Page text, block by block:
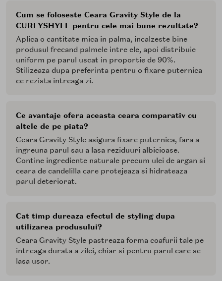
Cum se foloseste Ceara Gravity Style de la
CURLYSHYLL pentru cele mai bune rezultate?
Aplica o cantitate mica in palma, incalzeste bine
produsul frecand palmele intre ele, apoi distribuie
uniform pe parul uscat in proportie de 90%.
Stilizeaza dupa preferinta pentru o fixare puternica
ce rezista intreaga zi.
Ce avantaje ofera aceasta ceara comparativ cu
altele de pe piata?
Ceara Gravity Style asigura fixare puternica, fara a
ingreuna parul sau a lasa reziduuri albicioase.
Contine ingrediente naturale precum ulei de argan si
ceara de candelilla care protejeaza si hidrateaza
parul deteriorat.
Cat timp dureaza efectul de styling dupa
utilizarea produsului?
Ceara Gravity Style pastreaza forma coafurii tale pe
intreaga durata a zilei, chiar si pentru parul care se
lasa usor.